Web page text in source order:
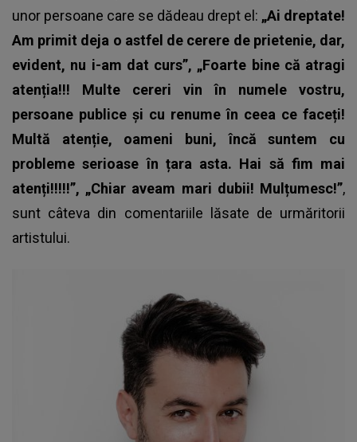
unor persoane care se dădeau drept el: „Ai dreptate!
Am primit deja o astfel de cerere de prietenie, dar,
evident, nu i-am dat curs”, „Foarte bine că atragi
atenția!!! Multe cereri vin în numele vostru,
persoane publice și cu renume în ceea ce faceți!
Multă atenție, oameni buni, încă suntem cu
probleme serioase în țara asta. Hai să fim mai
atenți!!!!!”, „Chiar aveam mari dubii! Mulțumesc!”,
sunt câteva din comentariile lăsate de urmăritorii
artistului.